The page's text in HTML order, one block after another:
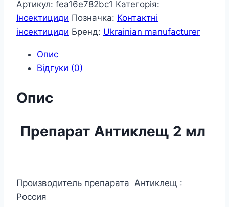
Артикул: fea16e782bc1 Категорія:
Інсектициди Позначка: Контактні
інсектициди Бренд: Ukrainian manufacturer
Опис
Відгуки (0)
Опис
Препарат Антиклещ 2 мл
Производитель препарата Антиклещ :
Россия